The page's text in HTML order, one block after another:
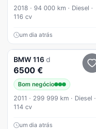
2018 · 94 000 km · Diesel ·
116 cv
um dia atrás
BMW 116 d
6500 €
Bom negócio
2011 · 299 999 km · Diesel ·
114 cv
um dia atrás